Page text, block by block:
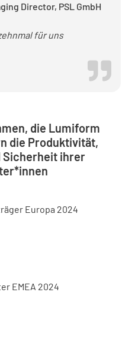
Director, PSL GmbH
für uns
die Lumiform
die Produktivität,
Sicherheit ihrer